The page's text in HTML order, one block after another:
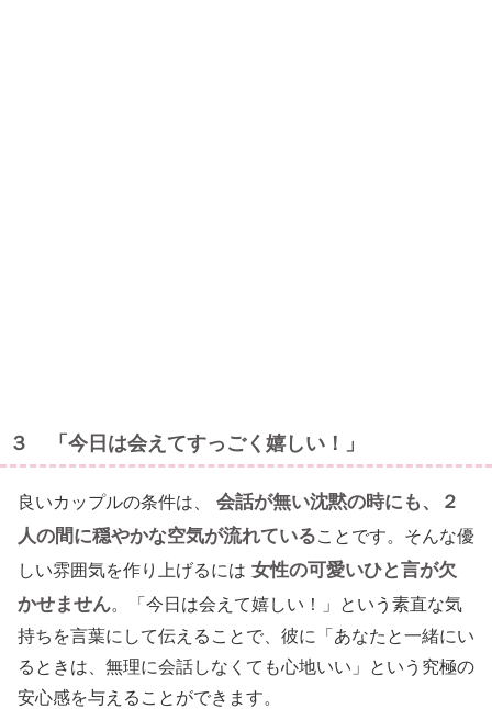
３ 「今日は会えてすっごく嬉しい！」
良いカップルの条件は、
会話が無い沈黙の時にも、２
人の間に穏やかな空気が流れていることです。そんな優
しい雰囲気を作り上げるには 女性の可愛いひと言が欠
かせません。「今日は会えて嬉しい！」という素直な気
持ちを言葉にして伝えることで、彼に「あなたと一緒にい
るときは、無理に会話しなくても心地いい」という究極の
安心感を与えることができます。